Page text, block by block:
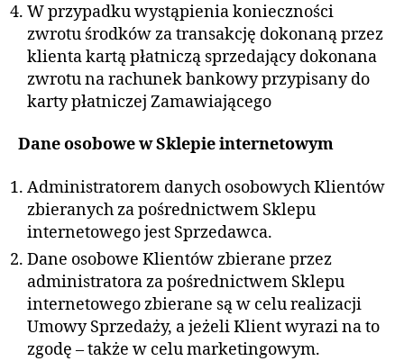
W przypadku wystąpienia konieczności
zwrotu środków za transakcję dokonaną przez
klienta kartą płatniczą sprzedający dokonana
zwrotu na rachunek bankowy przypisany do
karty płatniczej Zamawiającego
Dane osobowe w Sklepie internetowym
Administratorem danych osobowych Klientów
zbieranych za pośrednictwem Sklepu
internetowego jest Sprzedawca.
Dane osobowe Klientów zbierane przez
administratora za pośrednictwem Sklepu
internetowego zbierane są w celu realizacji
Umowy Sprzedaży, a jeżeli Klient wyrazi na to
zgodę – także w celu marketingowym.